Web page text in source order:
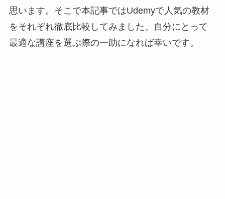
思います。そこで本記事ではUdemyで人気の教材
をそれぞれ徹底比較してみました。自分にとって
最適な講座を選ぶ際の一助になれば幸いです。